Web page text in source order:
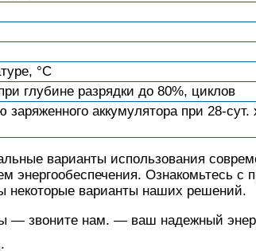
°С
глубине разрядки до 80%, циклов
аккумулятора при 28-сут.
варианты использования
энергообеспечения. Ознакомьтесь с
некоторые варианты наших решений.
— звоните нам. — ваш надежный